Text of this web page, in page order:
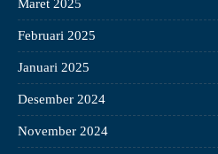
Maret 2025
Februari 2025
Januari 2025
Desember 2024
November 2024